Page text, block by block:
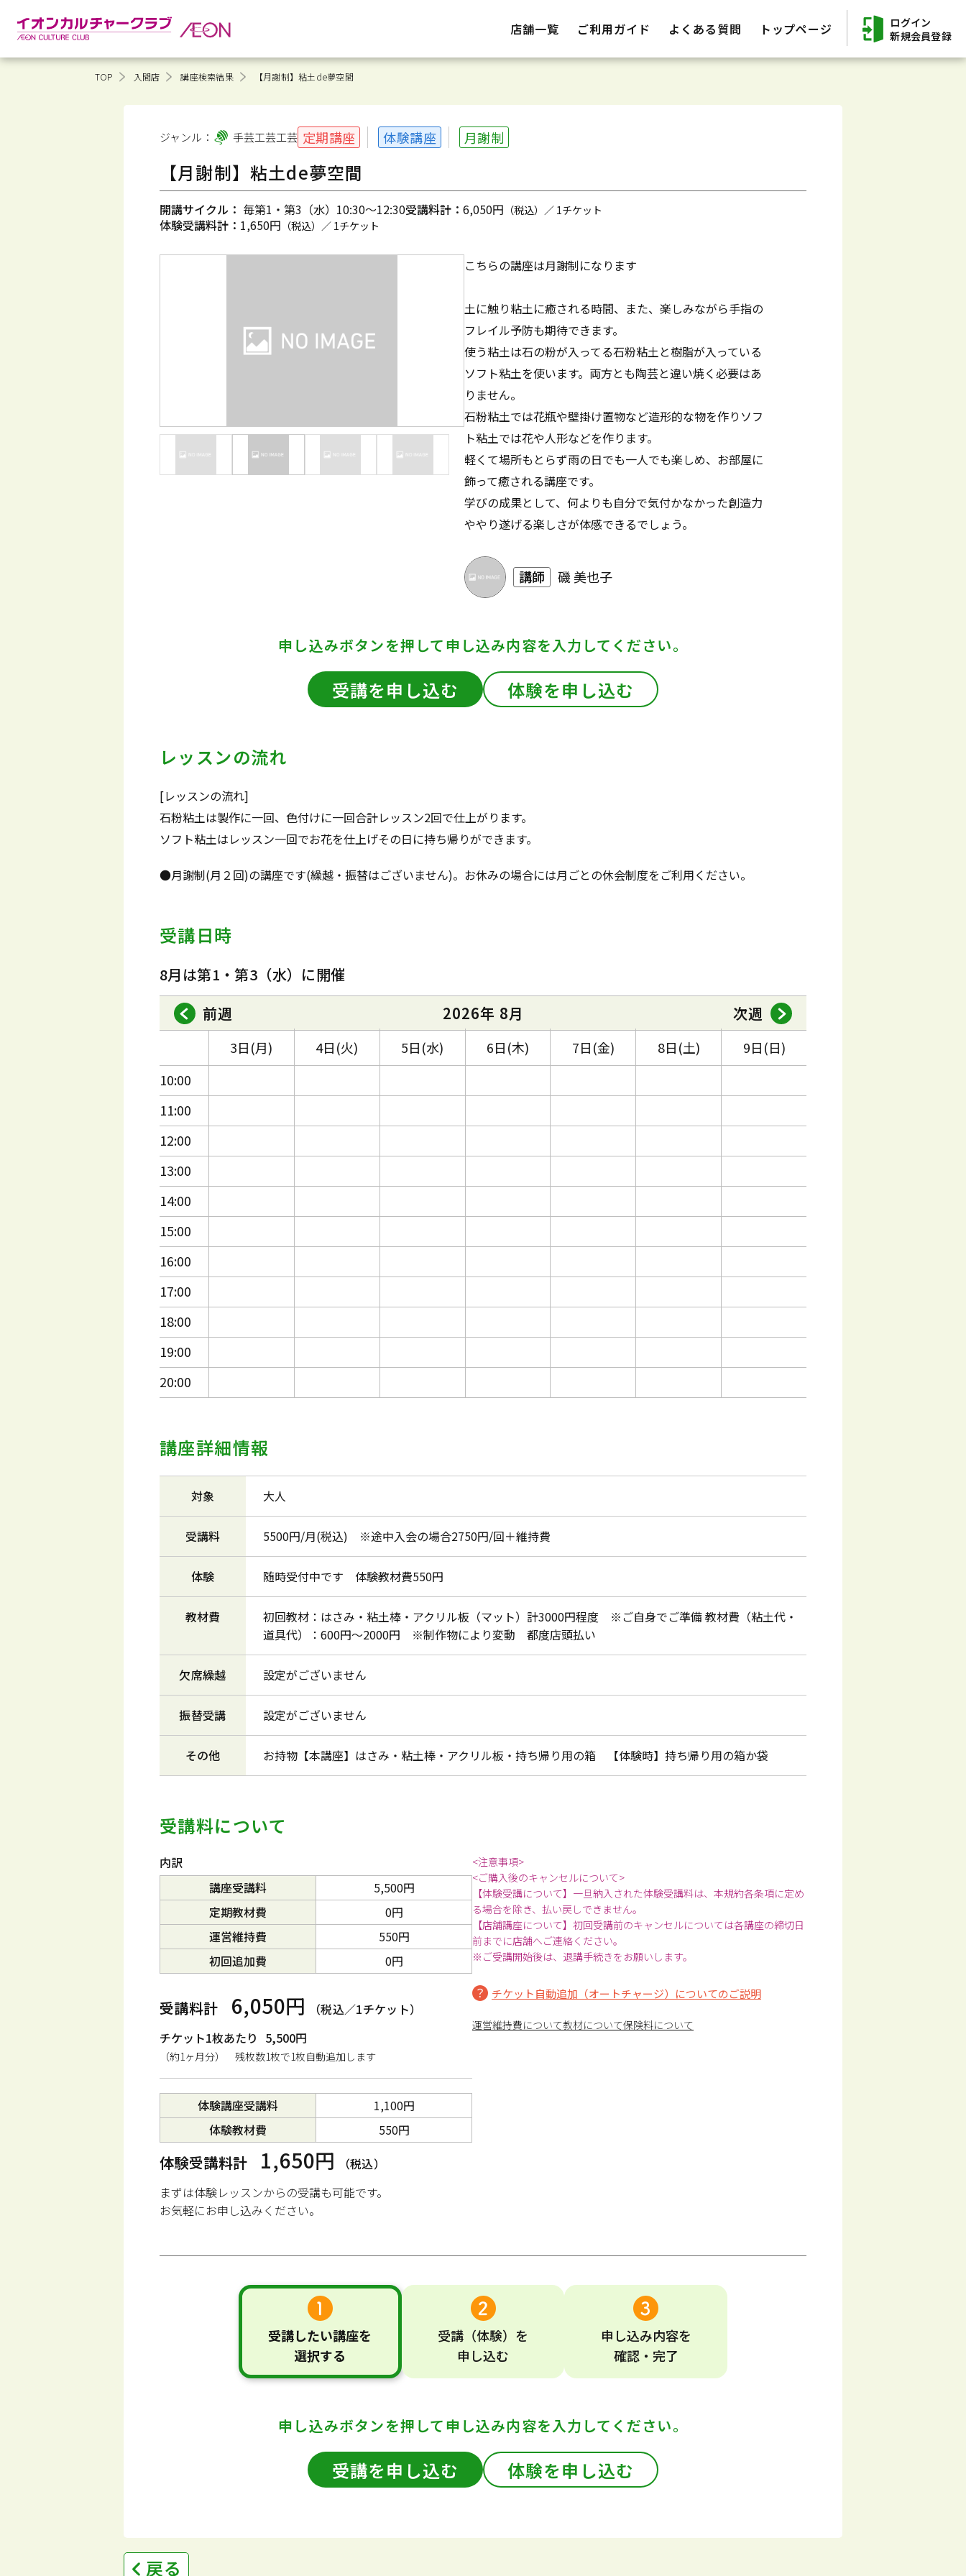
店舗一覧 ご利用ガイド よくある質問 トップページ
ログイン
新規会員登録
TOP 入間店 講座検索結果 【月謝制】粘土de夢空間
ジャンル： 手芸工芸工芸 定期講座 体験講座 月謝制
【月謝制】粘土de夢空間
開講サイクル： 毎第1・第3（水）10:30～12:30受講料計： 6,050円 （税込）／ 1チケット
体験受講料計： 1,650円 （税込）／ 1チケット
こちらの講座は月謝制になります
土に触り粘土に癒される時間、また、楽しみながら手指の
フレイル予防も期待できます。
使う粘土は石の粉が入ってる石粉粘土と樹脂が入っている
ソフト粘土を使います。両方とも陶芸と違い焼く必要はあ
りません。
石粉粘土では花瓶や壁掛け置物など造形的な物を作りソフ
ト粘土では花や人形などを作ります。
軽くて場所もとらず雨の日でも一人でも楽しめ、お部屋に
飾って癒される講座です。
学びの成果として、何よりも自分で気付かなかった創造力
ややり遂げる楽しさが体感できるでしょう。
講師 磯 美也子
申し込みボタンを押して申し込み内容を入力してください。
受講を申し込む 体験を申し込む
レッスンの流れ
[レッスンの流れ]
石粉粘土は製作に一回、色付けに一回合計レッスン2回で仕上がります。
ソフト粘土はレッスン一回でお花を仕上げその日に持ち帰りができます。
●月謝制(月２回)の講座です(繰越・振替はございません)。お休みの場合には月ごとの休会制度をご利用ください。
受講日時
8月は第1・第3（水）に開催
前週
2026年 8月 次週
10:00
11:00
12:00
13:00
14:00
15:00
16:00
17:00
18:00
19:00
20:00
3日(月) 4日(火) 5日(水) 6日(木) 7日(金) 8日(土) 9日(日)
講座詳細情報
対象 大人
受講料 5500円/月(税込) ※途中入会の場合2750円/回＋維持費
体験 随時受付中です 体験教材費550円
教材費
初回教材：はさみ・粘土棒・アクリル板（マット）計3000円程度 ※ご自身でご準備 教材費（粘土代・
道具代）：600円～2000円 ※制作物により変動 都度店頭払い
欠席繰越 設定がございません
振替受講 設定がございません
その他 お持物【本講座】はさみ・粘土棒・アクリル板・持ち帰り用の箱 【体験時】持ち帰り用の箱か袋
受講料について
内訳
講座受講料
5,500円
定期教材費
0円
運営維持費
550円
初回追加費
0円
受講料計 6,050円
（税込／1チケット）
チケット1枚あたり 5,500円
（約1ヶ月分） 残枚数1枚で1枚自動追加します
体験講座受講料
1,100円
体験教材費
550円
体験受講料計 1,650円
（税込）
まずは体験レッスンからの受講も可能です。
お気軽にお申し込みください。
<注意事項>
<ご購入後のキャンセルについて>
【体験受講について】一旦納入された体験受講料は、本規約各条項に定め
る場合を除き、払い戻しできません。
【店舗講座について】初回受講前のキャンセルについては各講座の締切日
前までに店舗へご連絡ください。
※ご受講開始後は、退講手続きをお願いします。
チケット自動追加（オートチャージ）についてのご説明
運営維持費について教材について保険料について
受講したい講座を
選択する
受講 （体験） を
申し込む
申し込み内容を
確認・完了
申し込みボタンを押して申し込み内容を入力してください。
受講を申し込む 体験を申し込む
戻る